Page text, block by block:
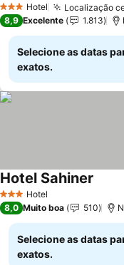
3 EstrelasHotel Localização
8,9 Excelente 1.813
Selecione as datas
exatos.
3 EstrelasHotel
Hotel Sahiner
8,0 Muito boa 510
Selecione as datas
exatos.